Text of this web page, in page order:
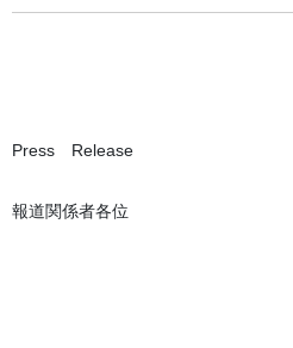
Press Release
報道関係者各位